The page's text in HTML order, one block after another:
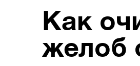
Как
желоб